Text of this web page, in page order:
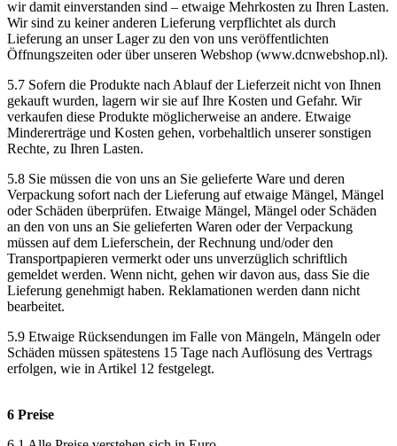
wir damit einverstanden sind – etwaige Mehrkosten zu Ihren Lasten.
Wir sind zu keiner anderen Lieferung verpflichtet als durch
Lieferung an unser Lager zu den von uns veröffentlichten
Öffnungszeiten oder über unseren Webshop (www.dcnwebshop.nl).
5.7 Sofern die Produkte nach Ablauf der Lieferzeit nicht von Ihnen
gekauft wurden, lagern wir sie auf Ihre Kosten und Gefahr. Wir
verkaufen diese Produkte möglicherweise an andere. Etwaige
Mindererträge und Kosten gehen, vorbehaltlich unserer sonstigen
Rechte, zu Ihren Lasten.
5.8 Sie müssen die von uns an Sie gelieferte Ware und deren
Verpackung sofort nach der Lieferung auf etwaige Mängel, Mängel
oder Schäden überprüfen. Etwaige Mängel, Mängel oder Schäden
an den von uns an Sie gelieferten Waren oder der Verpackung
müssen auf dem Lieferschein, der Rechnung und/oder den
Transportpapieren vermerkt oder uns unverzüglich schriftlich
gemeldet werden. Wenn nicht, gehen wir davon aus, dass Sie die
Lieferung genehmigt haben. Reklamationen werden dann nicht
bearbeitet.
5.9 Etwaige Rücksendungen im Falle von Mängeln, Mängeln oder
Schäden müssen spätestens 15 Tage nach Auflösung des Vertrags
erfolgen, wie in Artikel 12 festgelegt.
6 Preise